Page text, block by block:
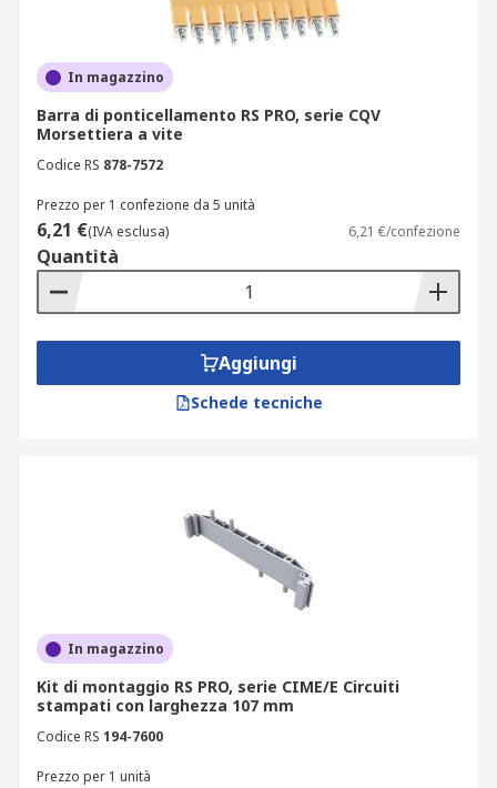
In magazzino
Barra di ponticellamento RS PRO, serie CQV
Morsettiera a vite
Codice RS 878-7572
Prezzo per 1 confezione da 5 unità
6,21 €(IVA esclusa) 6,21 €/confezione
Quantità
Aggiungi
Schede tecniche
In magazzino
Kit di montaggio RS PRO, serie CIME/E Circuiti
stampati con larghezza 107 mm
Codice RS 194-7600
Prezzo per 1 unità